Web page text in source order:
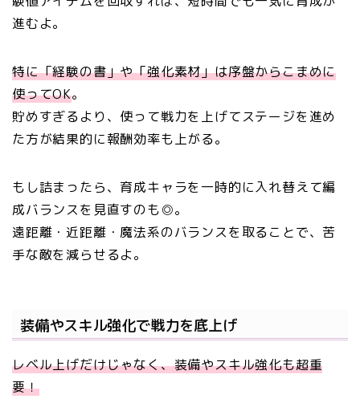
進むよ。
特に「経験の書」や「強化素材」は序盤からこまめに
使ってOK。
貯めすぎるより、使って戦力を上げてステージを進め
た方が結果的に報酬効率も上がる。
もし詰まったら、育成キャラを一時的に入れ替えて編
成バランスを見直すのも◎。
遠距離・近距離・魔法系のバランスを取ることで、苦
手な敵を減らせるよ。
装備やスキル強化で戦力を底上げ
レベル上げだけじゃなく、装備やスキル強化も超重
要！